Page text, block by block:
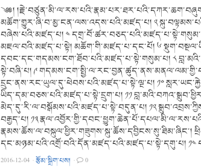
༄༅།
མཆོག་གྱུར་ཞི་བ་མྱ་ངན་ལས་འདས་པའི་མཛད་པ། ༢
བཞེས་པའི་མཛད་པ། ༤
མཇལ་བའི་མཛད་པ་སྟེ། མཆོག་གི་མཛད་པ་དང་པོ། ༦
དབང་དང་གདམས་ངག་ཐོབ་པའི་མཛད་པ་སྟེ་གསུམ་པ། ༨
སྟེ་བཞི་པ། ༩
དྲུང་ནས་རང་ཡུལ་དུ་ཕེབས་པའི་མཛད་པ་སྟེ་ལྔ་པ། ༡༠
ཡིད་དམ་བཅས་པའི་མཛད་པ་སྟེ་དྲུག་པ། ༡༡
མེད་དུ་རི་ལ་བསྒོམས་པའི་མཛད་པ་སྟེ་བདུན་པ། ༡༢
བརྒྱད་པ། ༡༣
རྣམས་ཆོས་ལ་བསྐུལ་ཕྱིར་གཟུགས་སྐུ་ཆོས་དབྱིངས་སུ་ཐིམ་ཞིང་།
དང་མཉམ་པའི་འགྲོ་བའི་དོན་མཛད་པའི་མཛད་པ་སྟེ་དགུ་པ།
2016-12-04 ·རྩོམ་སྒྲིག་པས། · 0